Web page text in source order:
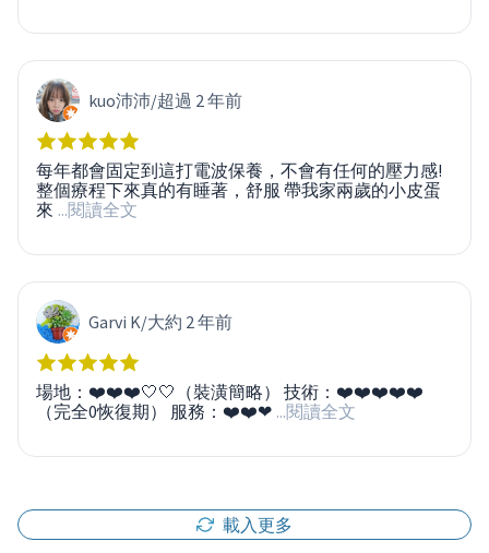
kuo沛沛/超過 2 年前
每年都會固定到這打電波保養，不會有任何的壓力感!
整個療程下來真的有睡著，舒服 帶我家兩歲的小皮蛋
來 ...閱讀全文
Garvi K/大約 2 年前
場地：❤️❤️❤️🤍🤍（裝潢簡略） 技術：❤️❤️❤️❤️❤️
（完全0恢復期） 服務：❤️❤️❤ ...閱讀全文
載入更多